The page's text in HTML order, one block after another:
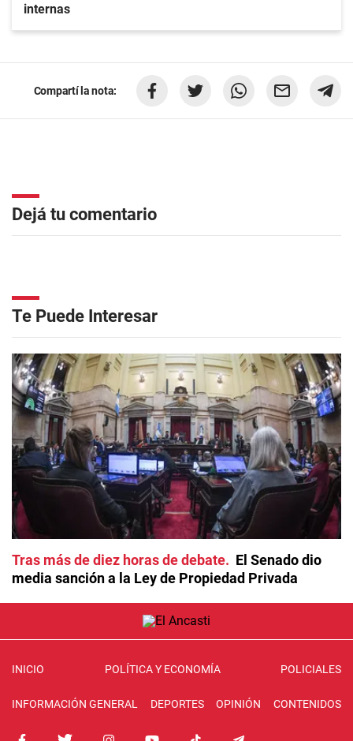
internas
Compartí la nota:
Dejá tu comentario
Te Puede Interesar
Tras más de diez horas de debate
El Senado dio
media sanción a la Ley de Propiedad Privada
INICIO POLÍTICA Y ECONOMÍA POLICIALES
INFORMACIÓN GENERAL DEPORTES OPINIÓN CONTENIDOS